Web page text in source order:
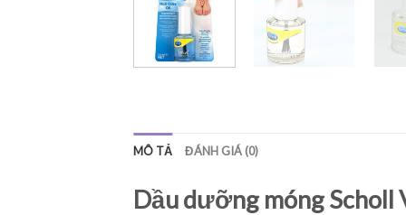
MÔ TẢ ĐÁNH GIÁ (0)
Dầu dưỡng móng Scholl